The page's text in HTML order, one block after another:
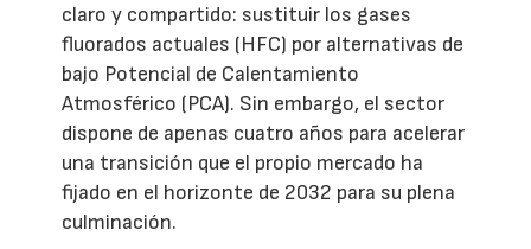
claro y compartido: sustituir los gases
fluorados actuales (HFC) por alternativas de
bajo Potencial de Calentamiento
Atmosférico (PCA). Sin embargo, el sector
dispone de apenas cuatro años para acelerar
una transición que el propio mercado ha
fijado en el horizonte de 2032 para su plena
culminación.